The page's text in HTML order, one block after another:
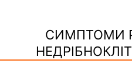
СИМПТОМИ